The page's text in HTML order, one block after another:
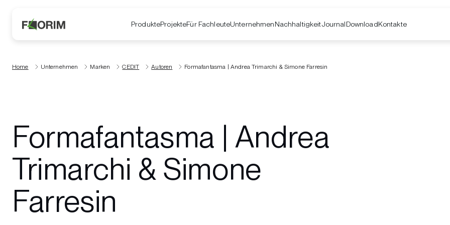
ProdukteProjekteFür FachleuteUnternehmenNachhaltigkeitJournalDownloadKontakte
Home Unternehmen Marken CEDIT Autoren Formafantasma | Andrea Trimarchi & Simone Farresin
Formafantasma | Andrea
Trimarchi & Simone
Farresin